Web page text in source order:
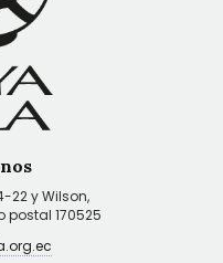
22 y Wilson,
postal 170525